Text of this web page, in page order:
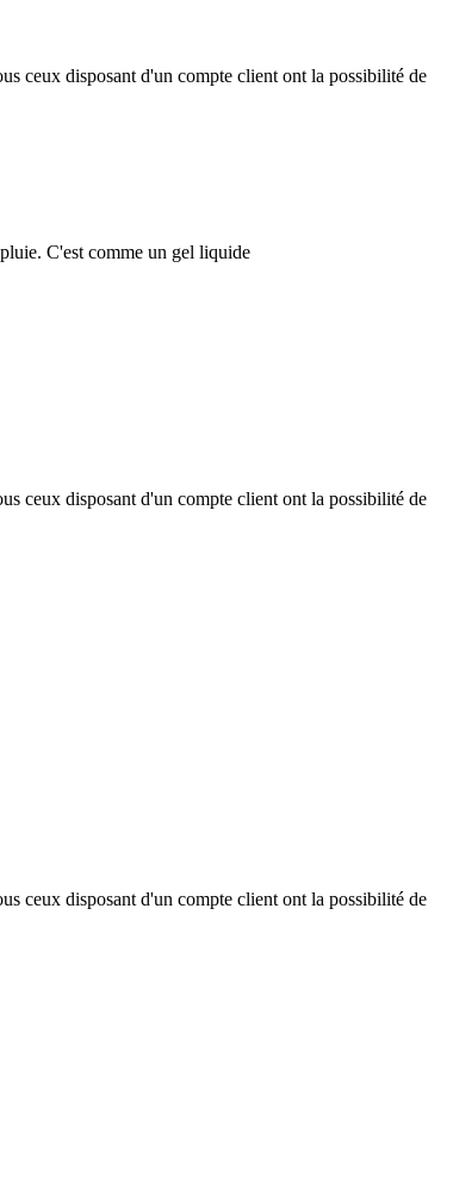
ceux disposant d'un compte client ont la possibilité de
C'est comme un gel liquide
ceux disposant d'un compte client ont la possibilité de
ceux disposant d'un compte client ont la possibilité de